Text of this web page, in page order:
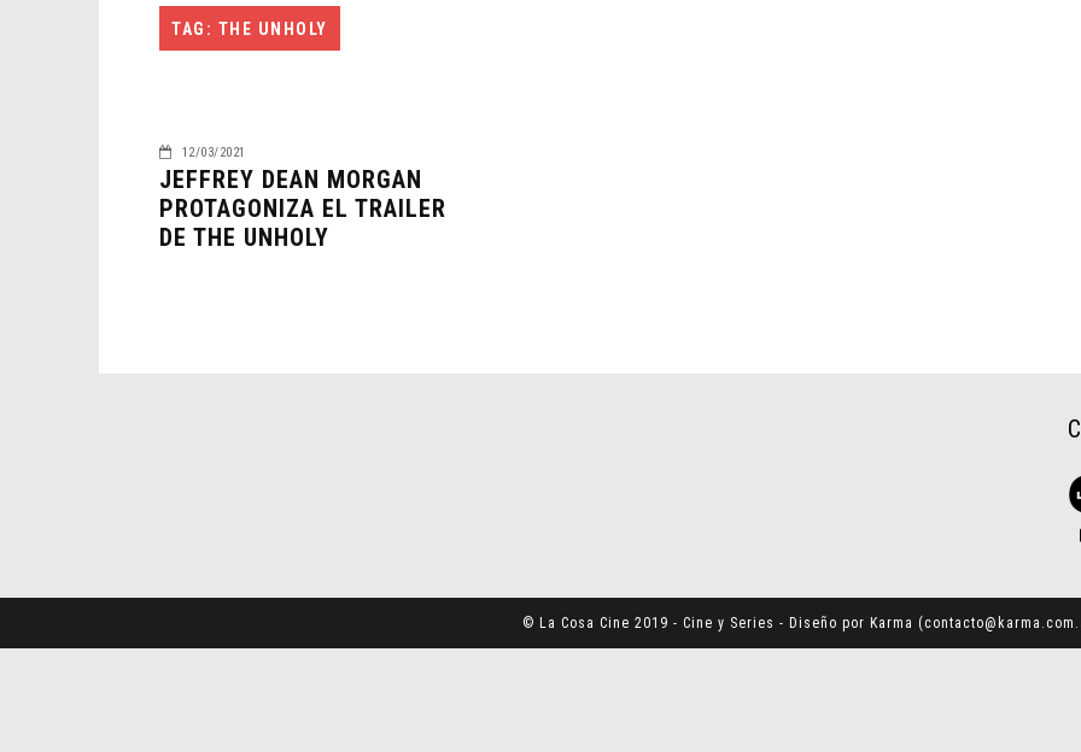
TAG: THE UNHOLY
12/03/2021
JEFFREY DEAN MORGAN
PROTAGONIZA EL TRAILER
DE THE UNHOLY
© La Cosa Cine 2019 - Cine y Series - Diseño por Karma (